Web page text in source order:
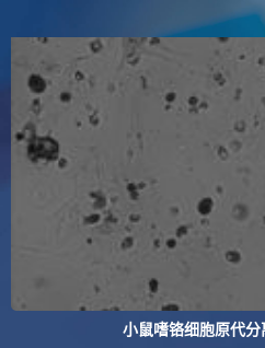
小鼠嗜铬细胞原代